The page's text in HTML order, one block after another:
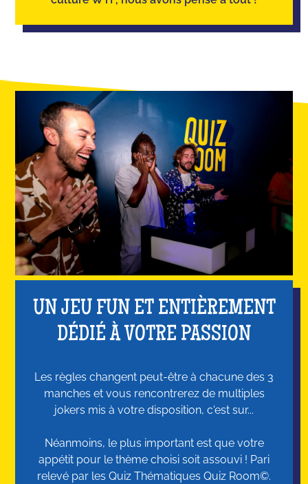
UN JEU FUN ET ENTIÈREMENT
DÉDIÉ À VOTRE PASSION
Les règles changent peut-être à chacune des 3
manches et vous rencontrerez de multiples
jokers mis à votre disposition, c'est sur...
Néanmoins, le plus important est que votre
appétit pour le thème choisi soit assouvi ! Pari
relevé par les Quiz Thématiques Quiz Room©.